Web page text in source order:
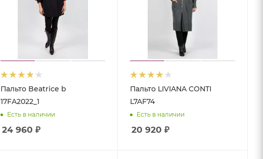
Пальто Beatrice b
17FA2022_1
Есть в наличии
24 960 ₽
Пальто LIVIANA CONTI
L7AF74
Есть в наличии
20 920 ₽